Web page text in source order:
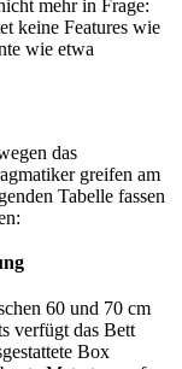
mehr in Frage:
keine Features wie
wie etwa
das
greifen am
Tabelle fassen
60 und 70 cm
verfügt das Bett
Box